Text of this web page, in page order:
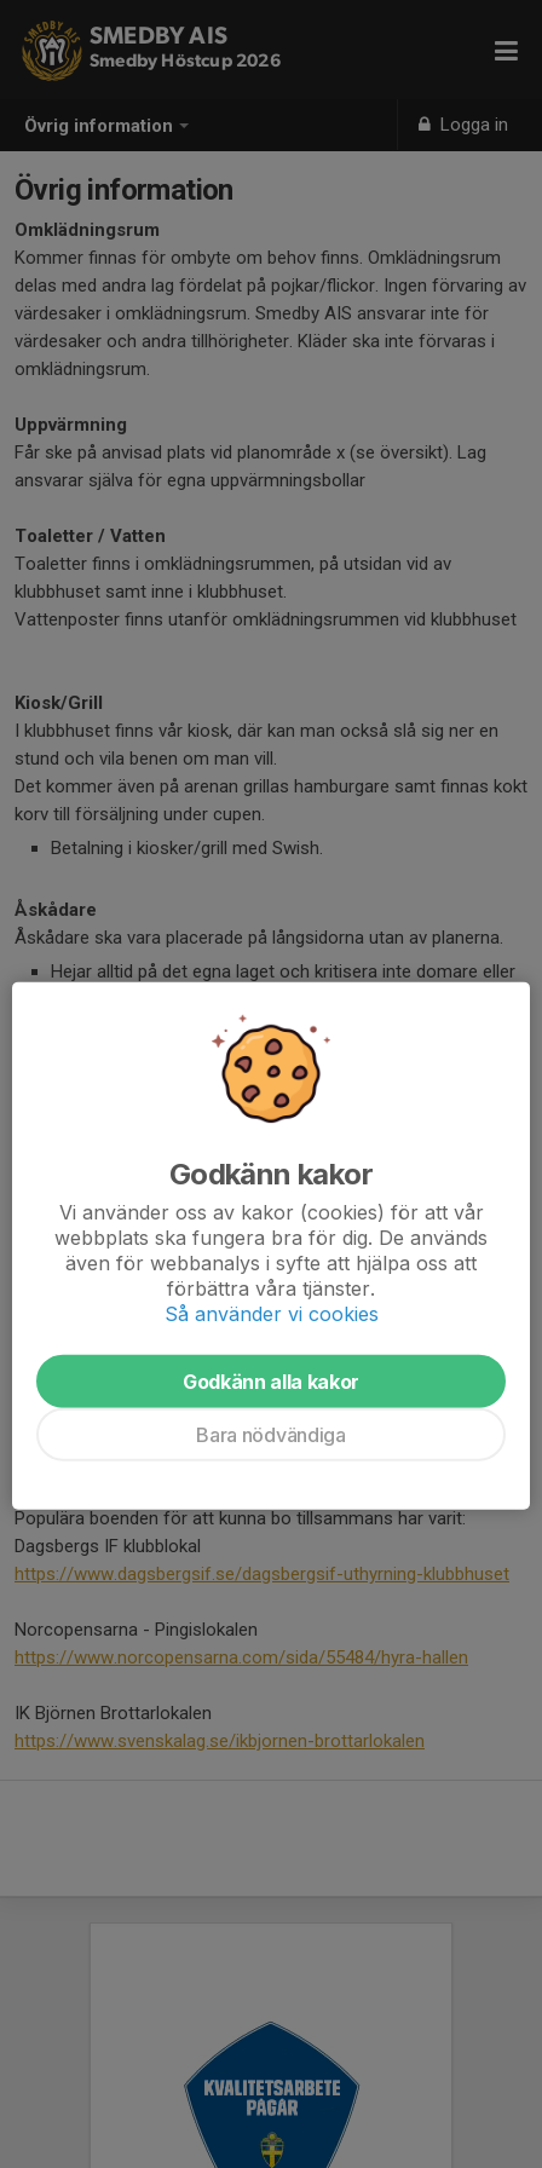
Övrig information Logga in
SMEDBY AIS
Smedby Höstcup 2026
Övrig information
Omklädningsrum
Kommer finnas för ombyte om behov finns. Omklädningsrum
delas med andra lag fördelat på pojkar/flickor. Ingen förvaring av
värdesaker i omklädningsrum. Smedby AIS ansvarar inte för
värdesaker och andra tillhörigheter. Kläder ska inte förvaras i
omklädningsrum.
Uppvärmning
Får ske på anvisad plats vid planområde x (se översikt). Lag
ansvarar själva för egna uppvärmningsbollar
Toaletter / Vatten
Toaletter finns i omklädningsrummen, på utsidan vid av
klubbhuset samt inne i klubbhuset.
Vattenposter finns utanför omklädningsrummen vid klubbhuset
Kiosk/Grill
I klubbhuset finns vår kiosk, där kan man också slå sig ner en
stund och vila benen om man vill.
Det kommer även på arenan grillas hamburgare samt finnas kokt
korv till försäljning under cupen.
Betalning i kiosker/grill med Swish.
Åskådare
Åskådare ska vara placerade på långsidorna utan av planerna.
Hejar alltid på det egna laget och kritisera inte domare eller
Domarna är utbildade föreningsdomare och under utbildning
precis som våra fotbollsspelare.
Spelplats: PreZero Arena, konstgräs
Parkering: Sker främst vid på grusparkeringen vid PreZero
Arena
Vi hoppas att vi tillsammans kan bidra till en härlig
fotbollsupplevelse för spelare, ledare och publik.
Boende
Har man lite längre att åka så brukar endel lag välja att övernatta.
Här finns klassiska övernattnings möjligheter:
Populära boenden för att kunna bo tillsammans har varit:
Dagsbergs IF klubblokal
https://www.dagsbergsif.se/dagsbergsif-uthyrning-klubbhuset
Norcopensarna - Pingislokalen
https://www.norcopensarna.com/sida/55484/hyra-hallen
IK Björnen Brottarlokalen
https://www.svenskalag.se/ikbjornen-brottarlokalen
Godkänn kakor
Vi använder oss av kakor (cookies) för att vår
webbplats ska fungera bra för dig. De används
även för webbanalys i syfte att hjälpa oss att
förbättra våra tjänster.
Så använder vi cookies
Godkänn alla kakor
Bara nödvändiga